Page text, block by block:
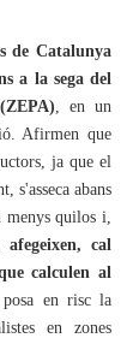
de Catalunya
a la sega del
, en un
Afirmen que
ja que el
s'asseca abans
menys quilos i,
afegeixen, cal
calculen al
posa en risc la
en zones